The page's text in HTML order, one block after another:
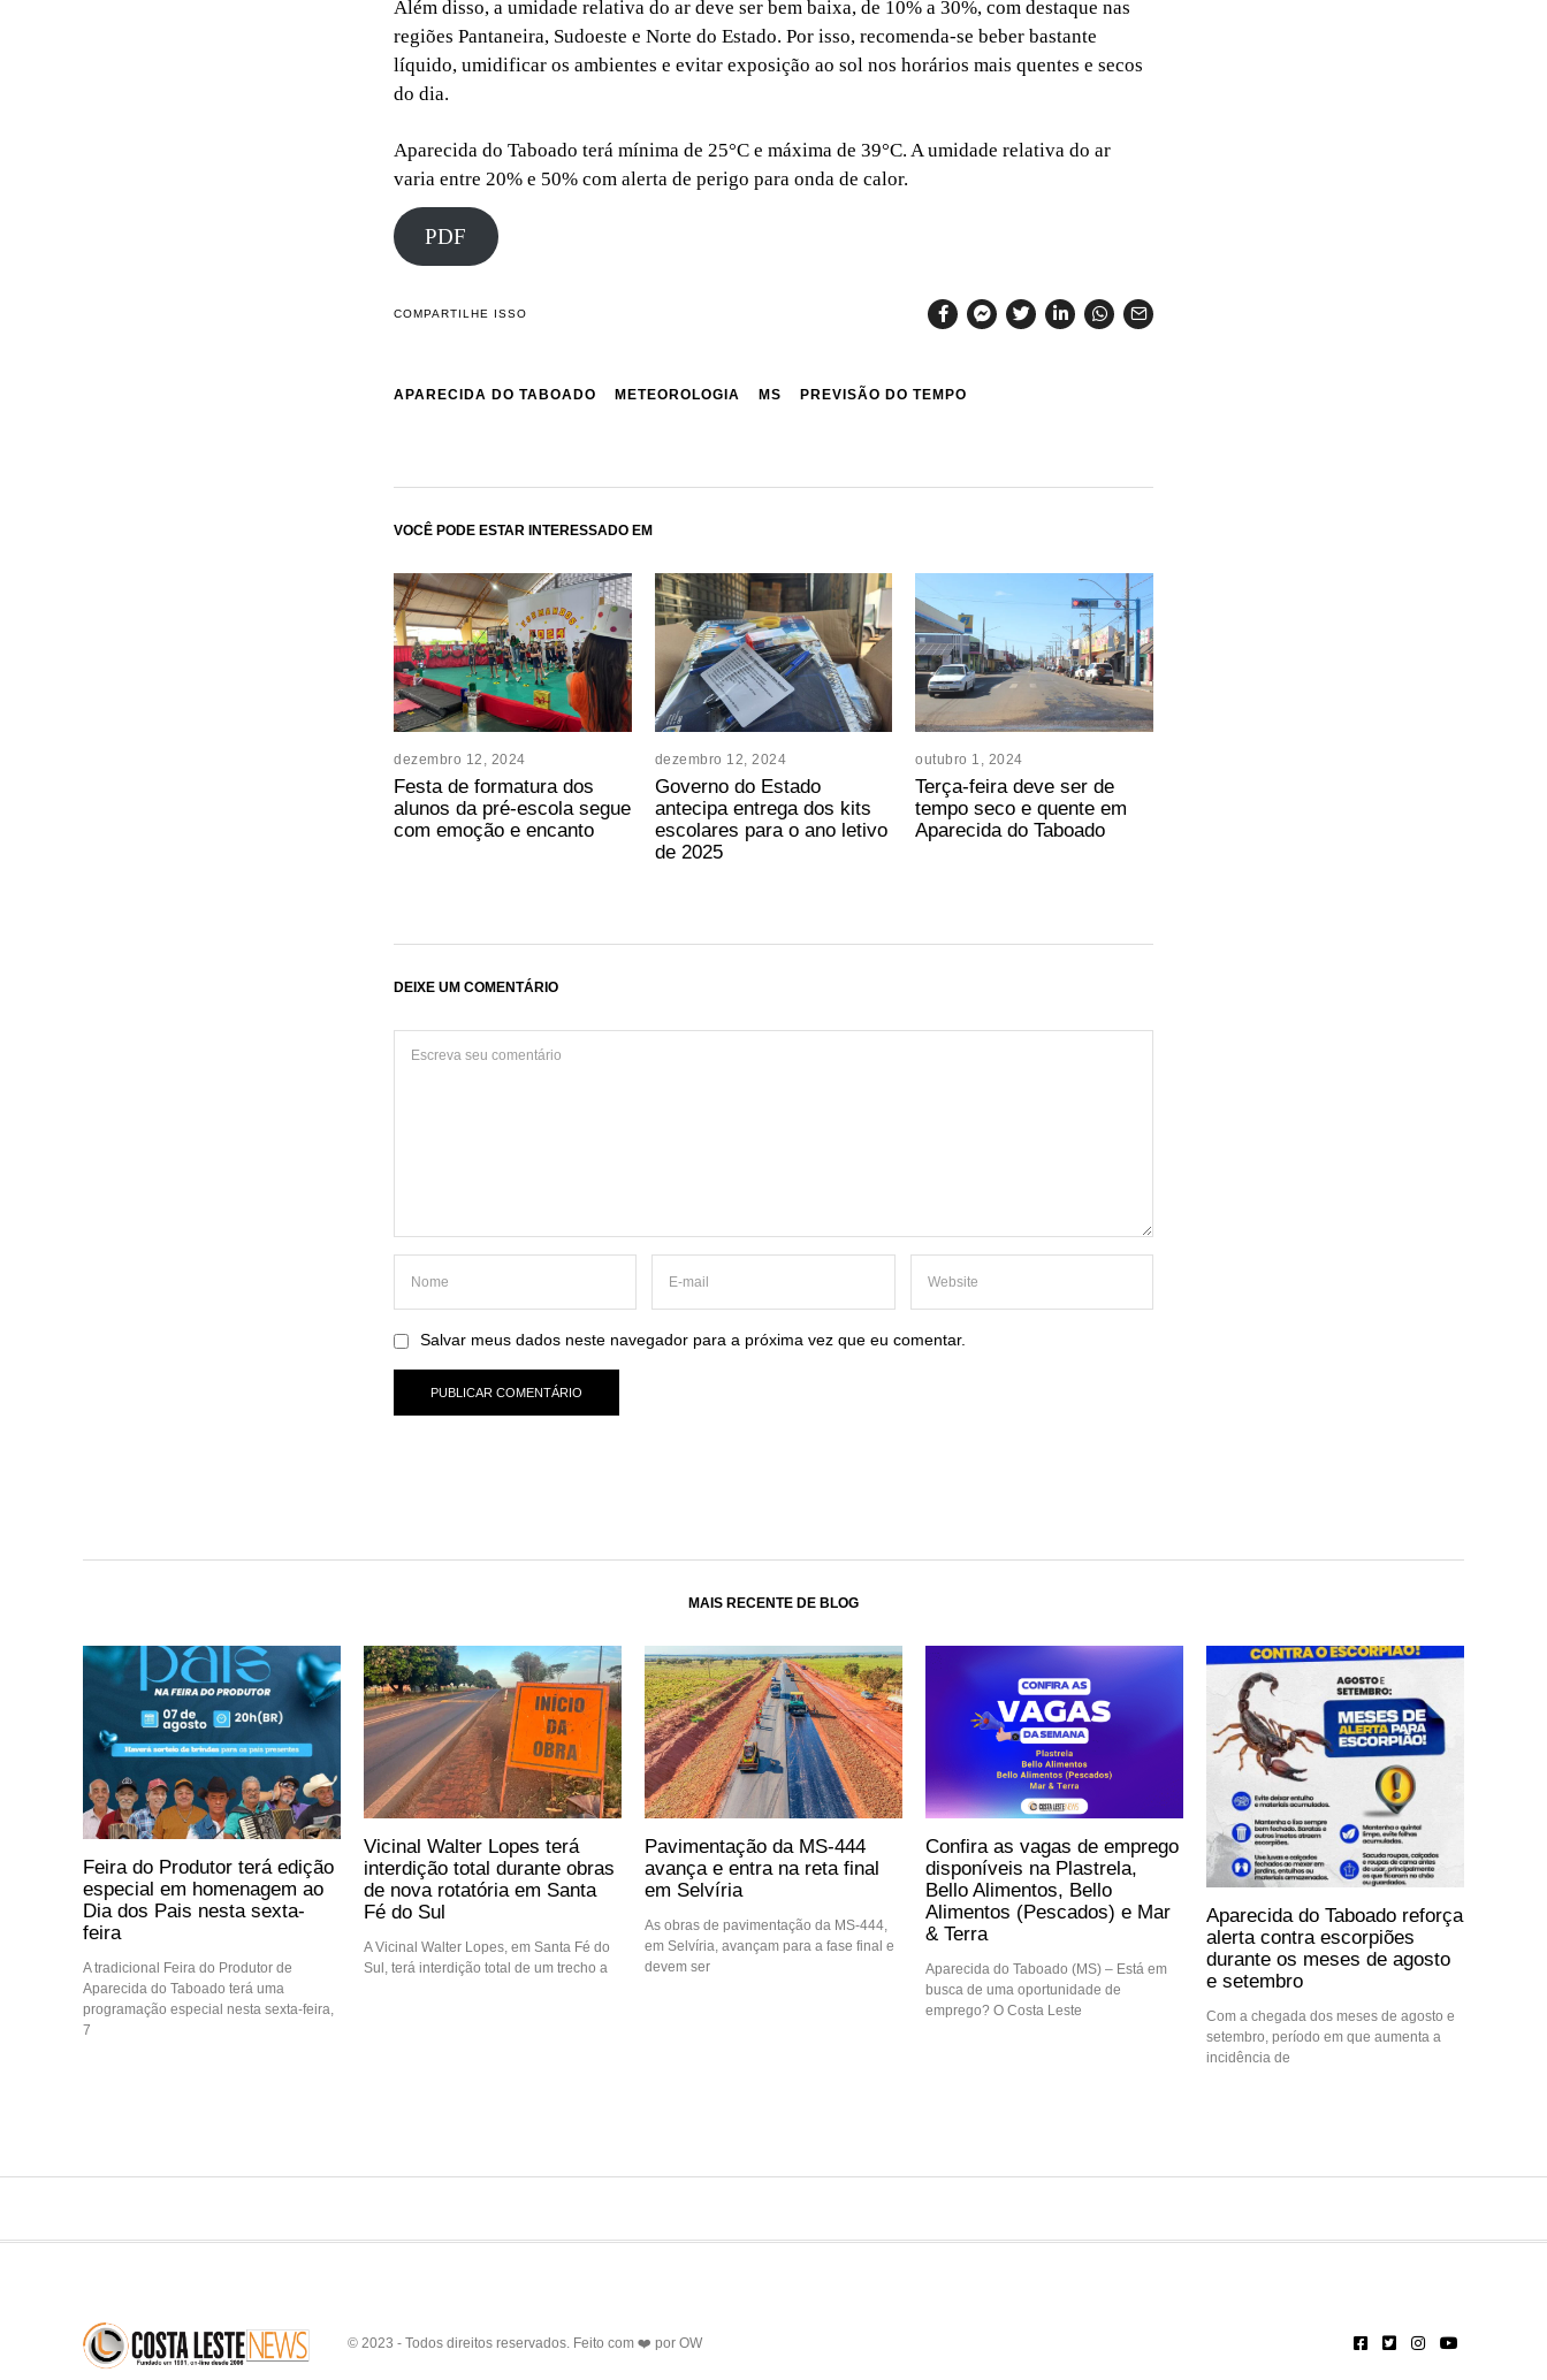
Além disso, a umidade relativa do ar deve ser bem baixa, de 10% a 30%, com destaque nas
regiões Pantaneira, Sudoeste e Norte do Estado. Por isso, recomenda-se beber bastante
líquido, umidificar os ambientes e evitar exposição ao sol nos horários mais quentes e secos
do dia.
Aparecida do Taboado terá mínima de 25°C e máxima de 39°C. A umidade relativa do ar
varia entre 20% e 50% com alerta de perigo para onda de calor.
PDF
COMPARTILHE ISSO
APARECIDA DO TABOADO METEOROLOGIA MS PREVISÃO DO TEMPO
VOCÊ PODE ESTAR INTERESSADO EM
dezembro 12, 2024
Festa de formatura dos
alunos da pré-escola segue
com emoção e encanto
dezembro 12, 2024
Governo do Estado
antecipa entrega dos kits
escolares para o ano letivo
de 2025
outubro 1, 2024
Terça-feira deve ser de
tempo seco e quente em
Aparecida do Taboado
DEIXE UM COMENTÁRIO
Salvar meus dados neste navegador para a próxima vez que eu comentar.
MAIS RECENTE DE BLOG
Feira do Produtor terá edição
especial em homenagem ao
Dia dos Pais nesta sexta-
feira
A tradicional Feira do Produtor de
Aparecida do Taboado terá uma
programação especial nesta sexta-feira,
7
Vicinal Walter Lopes terá
interdição total durante obras
de nova rotatória em Santa
Fé do Sul
A Vicinal Walter Lopes, em Santa Fé do
Sul, terá interdição total de um trecho a
Pavimentação da MS-444
avança e entra na reta final
em Selvíria
As obras de pavimentação da MS-444,
em Selvíria, avançam para a fase final e
devem ser
Confira as vagas de emprego
disponíveis na Plastrela,
Bello Alimentos, Bello
Alimentos (Pescados) e Mar
& Terra
Aparecida do Taboado (MS) – Está em
busca de uma oportunidade de
emprego? O Costa Leste
Aparecida do Taboado reforça
alerta contra escorpiões
durante os meses de agosto
e setembro
Com a chegada dos meses de agosto e
setembro, período em que aumenta a
incidência de
© 2023 - Todos direitos reservados. Feito com ❤️ por OW